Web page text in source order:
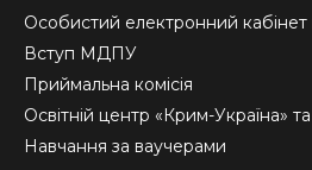
Особистий електронний кабінет
Вступ МДПУ
Приймальна комісія
Освітній центр «Крим-Україна»
Навчання за ваучерами